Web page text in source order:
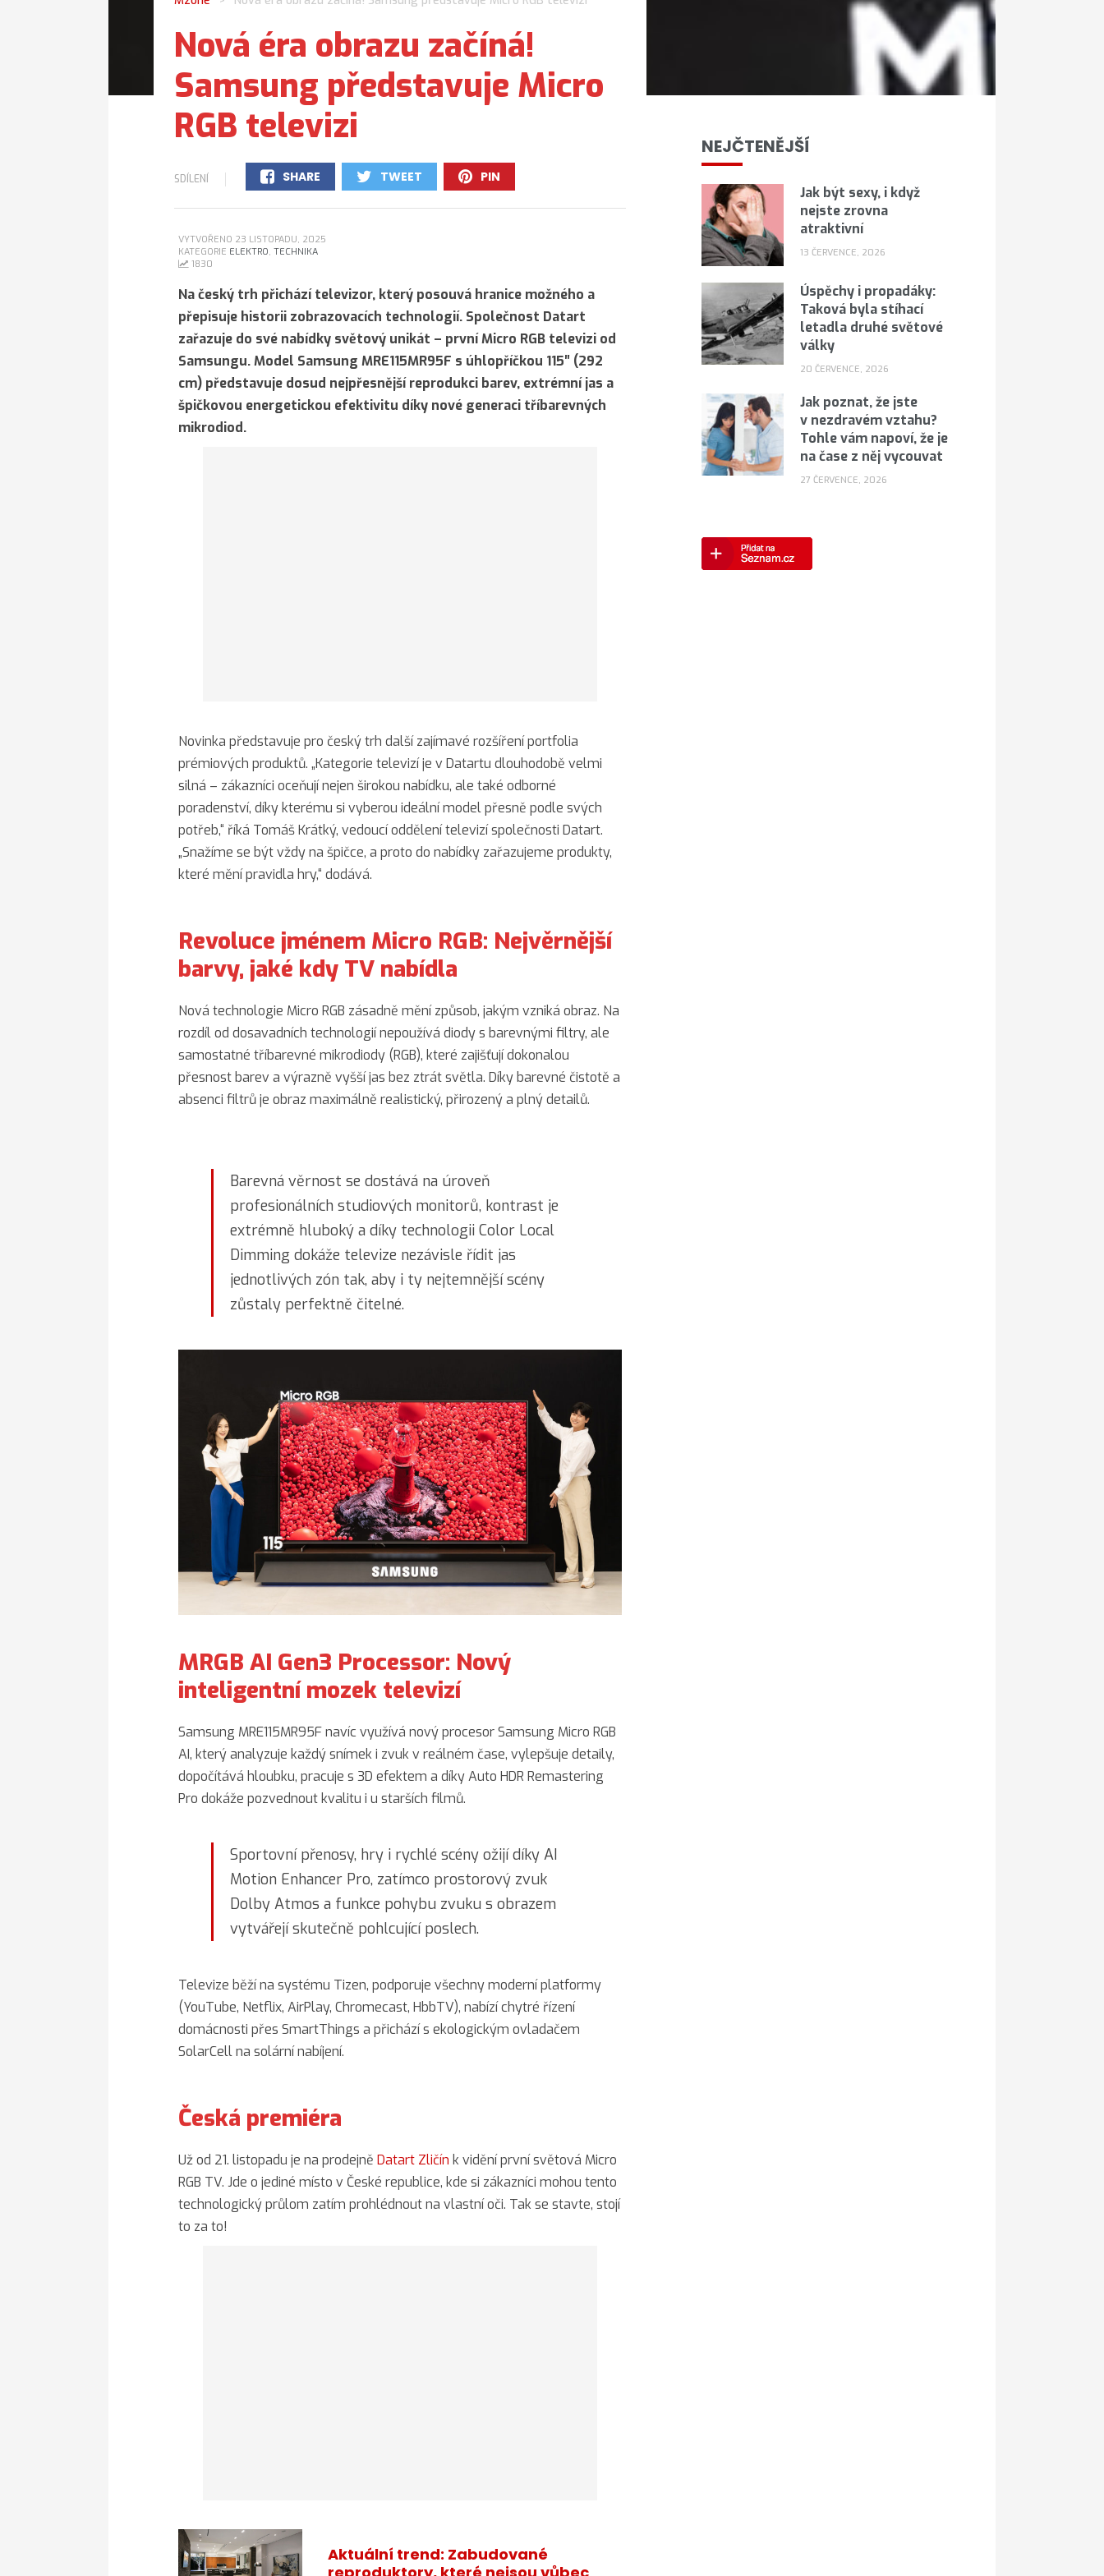
Nová éra obrazu začíná!
Samsung představuje Micro
RGB televizi
SDÍLENÍ
SHARE
0
TWEET
0
PIN
0
VYTVOŘENO 23 LISTOPADU, 2025
KATEGORIE ELEKTRO, TECHNIKA
1830
Na český trh přichází televizor, který posouvá hranice možného a
přepisuje historii zobrazovacích technologií. Společnost Datart
zařazuje do své nabídky světový unikát – první Micro RGB televizi od
Samsungu. Model Samsung MRE115MR95F s úhlopříčkou 115″ (292
cm) představuje dosud nejpřesnější reprodukci barev, extrémní jas a
špičkovou energetickou efektivitu díky nové generaci tříbarevných
mikrodiod.
Novinka představuje pro český trh další zajímavé rozšíření portfolia
prémiových produktů. „Kategorie televizí je v Datartu dlouhodobě velmi
silná – zákazníci oceňují nejen širokou nabídku, ale také odborné
poradenství, díky kterému si vyberou ideální model přesně podle svých
potřeb,“ říká Tomáš Krátký, vedoucí oddělení televizí společnosti Datart.
„Snažíme se být vždy na špičce, a proto do nabídky zařazujeme produkty,
které mění pravidla hry,“ dodává.
Revoluce jménem Micro RGB: Nejvěrnější
barvy, jaké kdy TV nabídla
Nová technologie Micro RGB zásadně mění způsob, jakým vzniká obraz. Na
rozdíl od dosavadních technologií nepoužívá diody s barevnými filtry, ale
samostatné tříbarevné mikrodiody (RGB), které zajišťují dokonalou
přesnost barev a výrazně vyšší jas bez ztrát světla. Díky barevné čistotě a
absenci filtrů je obraz maximálně realistický, přirozený a plný detailů.
Barevná věrnost se dostává na úroveň
profesionálních studiových monitorů, kontrast je
extrémně hluboký a díky technologii Color Local
Dimming dokáže televize nezávisle řídit jas
jednotlivých zón tak, aby i ty nejtemnější scény
zůstaly perfektně čitelné.
MRGB AI Gen3 Processor: Nový
inteligentní mozek televizí
Samsung MRE115MR95F navíc využívá nový procesor Samsung Micro RGB
AI, který analyzuje každý snímek i zvuk v reálném čase, vylepšuje detaily,
dopočítává hloubku, pracuje s 3D efektem a díky Auto HDR Remastering
Pro dokáže pozvednout kvalitu i u starších filmů.
Sportovní přenosy, hry i rychlé scény ožijí díky AI
Motion Enhancer Pro, zatímco prostorový zvuk
Dolby Atmos a funkce pohybu zvuku s obrazem
vytvářejí skutečně pohlcující poslech.
Televize běží na systému Tizen, podporuje všechny moderní platformy
(YouTube, Netflix, AirPlay, Chromecast, HbbTV), nabízí chytré řízení
domácnosti přes SmartThings a přichází s ekologickým ovladačem
SolarCell na solární nabíjení.
Česká premiéra
Už od 21. listopadu je na prodejně Datart Zličín k vidění první světová Micro
RGB TV. Jde o jediné místo v České republice, kde si zákazníci mohou tento
technologický průlom zatím prohlédnout na vlastní oči. Tak se stavte, stojí
to za to!
Aktuální trend: Zabudované
NEJČTENĚJŠÍ
Jak být sexy, i když
nejste zrovna
atraktivní
13 ČERVENCE, 2026
Úspěchy i propadáky:
Taková byla stíhací
letadla druhé světové
války
20 ČERVENCE, 2026
Jak poznat, že jste
v nezdravém vztahu?
Tohle vám napoví, že je
na čase z něj vycouvat
27 ČERVENCE, 2026